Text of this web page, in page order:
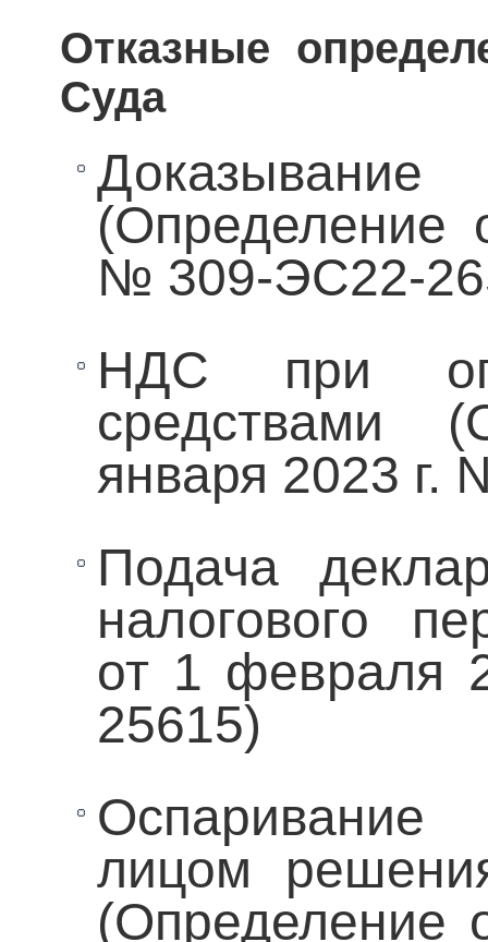
Отказные
Суда
Доказывание
(Определение
№ 309-ЭС22-
НДС при
средствами
января 2023
Подача
налогового
от 1 февраля
25615)
лицом
(Определение